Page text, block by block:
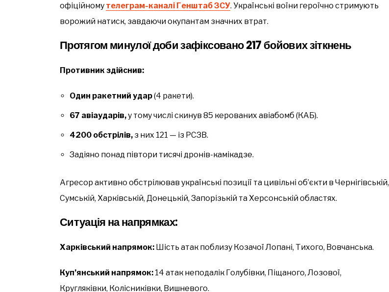
офіційному телеграм-каналі Генштаб ЗСУ. Українські воїни героїчно стримують
ворожий натиск, завдаючи окупантам значних втрат.
Протягом минулої доби зафіксовано 217 бойових зіткнень
Противник здійснив:
Один ракетний удар(4 ракети).
67 авіаударів,у тому числі скинув 85 керованих авіабомб (КАБ).
4200 обстрілів, з них 121 — із РСЗВ.
Задіяно понад півтори тисячі дронів-камікадзе.
Агресор активно обстрілював українські позиції та цивільні об’єкти в Чернігівській,
Сумській, Харківській, Донецькій, Запорізькій та Херсонській областях.
Ситуація на напрямках:
Харківський напрямок: Шість атак поблизу Козачої Лопані, Тихого, Вовчанська.
Куп’янський напрямок: 14 атак неподалік Голубівки, Піщаного, Лозової,
Кругляківки, Колісниківки, Вишневого.